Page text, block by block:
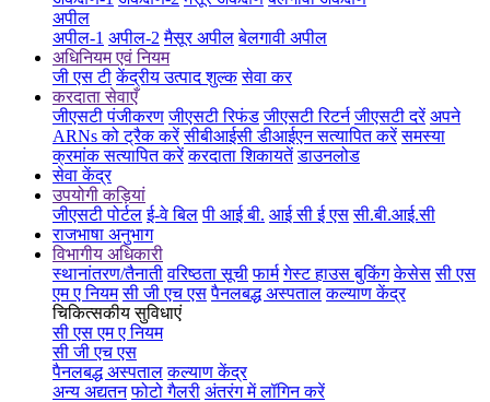
अपील
अपील-1 अपील-2 मैसूर अपील बेलगावी अपील
अधिनियम एवं नियम
जी एस टी केंद्रीय उत्पाद शुल्क सेवा कर
करदाता सेवाएँ
जीएसटी पंजीकरण जीएसटी रिफंड जीएसटी रिटर्न जीएसटी दरें अपने
ARNs को ट्रैक करें सीबीआईसी डीआईएन सत्यापित करें समस्या
क्रमांक सत्यापित करें करदाता शिकायतें डाउनलोड
सेवा केंद्र
उपयोगी कड़ियां
जीएसटी पोर्टल ई-वे बिल पी आई बी. आई सी ई एस सी.बी.आई.सी
राजभाषा अनुभाग
विभागीय अधिकारी
स्थानांतरण/तैनाती वरिष्ठता सूची फार्म गेस्ट हाउस बुकिंग केसेस सी एस
एम ए नियम सी जी एच एस पैनलबद्ध अस्पताल कल्याण केंद्र
चिकित्सकीय सुविधाएं
सी एस एम ए नियम
सी जी एच एस
पैनलबद्ध अस्पताल कल्याण केंद्र
अन्य अद्यतन फोटो गैलरी अंतरंग में लॉगिन करें